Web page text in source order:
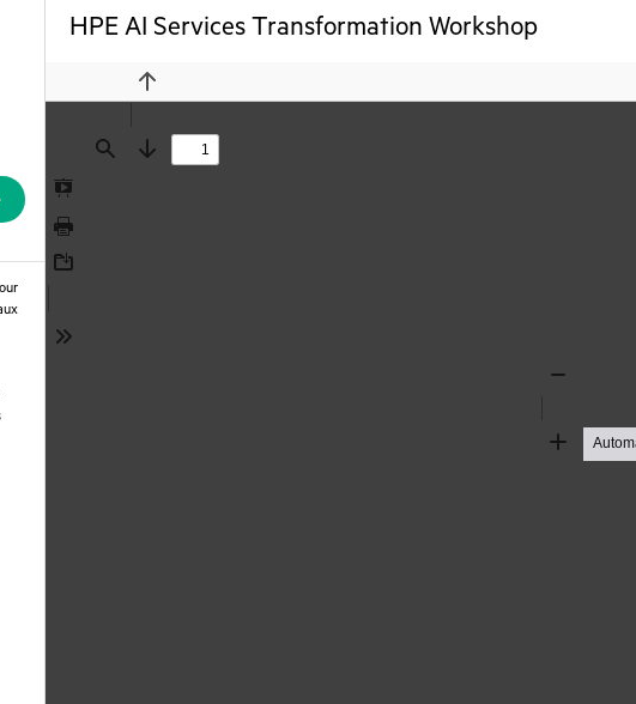
Find
Previous
Next
Presentation
Mode
Print
HPE AI Services Transformation Workshop
webpage
webpage